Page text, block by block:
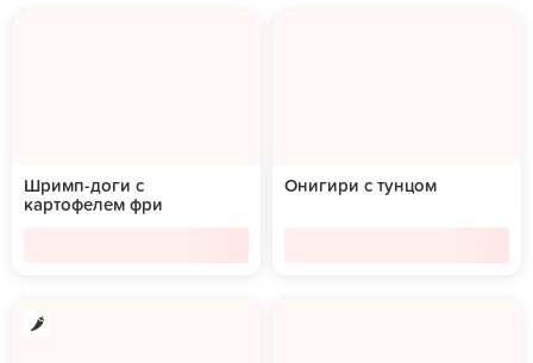
Шримп-доги с
картофелем фри
Онигири с тунцом